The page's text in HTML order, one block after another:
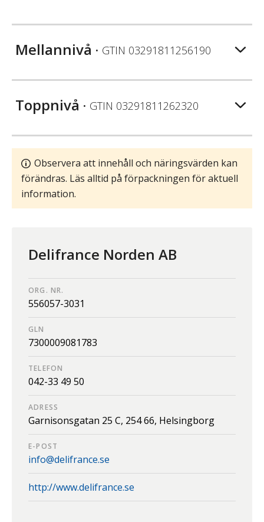
Mellannivå • GTIN 03291811256190
Toppnivå • GTIN 03291811262320
Observera att innehåll och näringsvärden kan
förändras. Läs alltid på förpackningen för aktuell
information.
Delifrance Norden AB
ORG. NR.
556057-3031
GLN
7300009081783
TELEFON
042-33 49 50
ADRESS
Garnisonsgatan 25 C, 254 66, Helsingborg
E-POST
info@delifrance.se
http://www.delifrance.se